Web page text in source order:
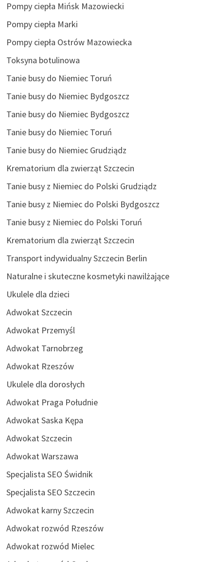
Pompy ciepła Mińsk Mazowiecki
Pompy ciepła Marki
Pompy ciepła Ostrów Mazowiecka
Toksyna botulinowa
Tanie busy do Niemiec Toruń
Tanie busy do Niemiec Bydgoszcz
Tanie busy do Niemiec Bydgoszcz
Tanie busy do Niemiec Toruń
Tanie busy do Niemiec Grudziądz
Krematorium dla zwierząt Szczecin
Tanie busy z Niemiec do Polski Grudziądz
Tanie busy z Niemiec do Polski Bydgoszcz
Tanie busy z Niemiec do Polski Toruń
Krematorium dla zwierząt Szczecin
Transport indywidualny Szczecin Berlin
Naturalne i skuteczne kosmetyki nawilżające
Ukulele dla dzieci
Adwokat Szczecin
Adwokat Przemyśl
Adwokat Tarnobrzeg
Adwokat Rzeszów
Ukulele dla dorosłych
Adwokat Praga Południe
Adwokat Saska Kępa
Adwokat Szczecin
Adwokat Warszawa
Specjalista SEO Świdnik
Specjalista SEO Szczecin
Adwokat karny Szczecin
Adwokat rozwód Rzeszów
Adwokat rozwód Mielec